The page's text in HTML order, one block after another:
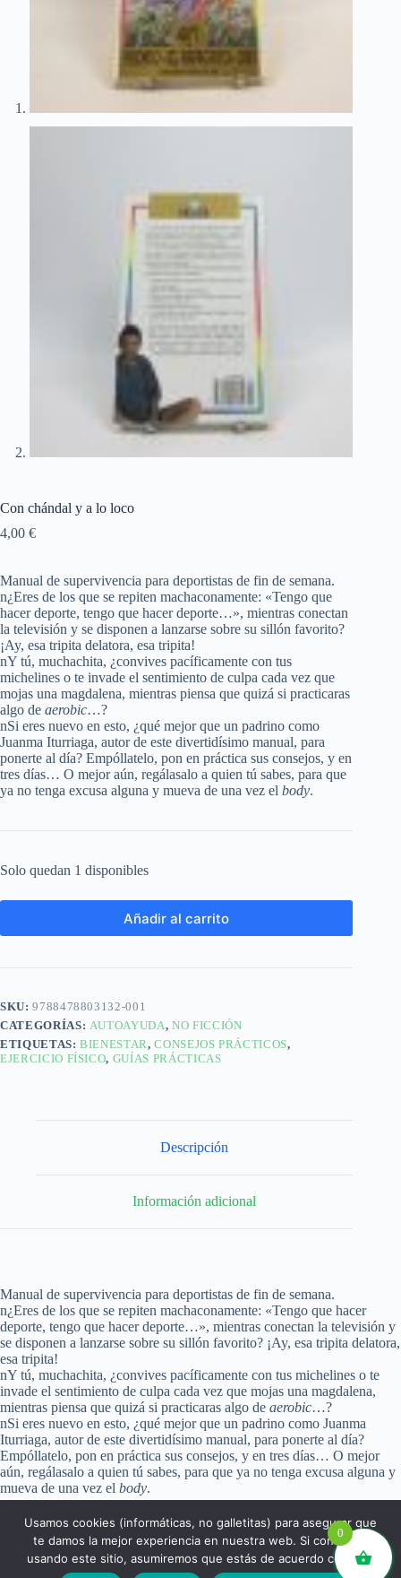
Con chándal y a lo loco
4,00 €
Manual de supervivencia para deportistas de fin de semana.
n¿Eres de los que se repiten machaconamente: «Tengo que
hacer deporte, tengo que hacer deporte…», mientras conectan
la televisión y se disponen a lanzarse sobre su sillón favorito?
¡Ay, esa tripita delatora, esa tripita!
nY tú, muchachita, ¿convives pacíficamente con tus
michelines o te invade el sentimiento de culpa cada vez que
mojas una magdalena, mientras piensa que quizá si practicaras
algo de aerobic…?
nSi eres nuevo en esto, ¿qué mejor que un padrino como
Juanma Iturriaga, autor de este divertidísimo manual, para
ponerte al día? Empóllatelo, pon en práctica sus consejos, y en
tres días… O mejor aún, regálasalo a quien tú sabes, para que
ya no tenga excusa alguna y mueva de una vez el body.
Solo quedan 1 disponibles
Añadir al carrito
SKU:9788478803132-001
CATEGORÍAS: AUTOAYUDA, NO FICCIÓN
ETIQUETAS:BIENESTAR,CONSEJOS PRÁCTICOS,
EJERCICIO FÍSICO, GUÍAS PRÁCTICAS
Descripción
Información adicional
Manual de supervivencia para deportistas de fin de semana.
n¿Eres de los que se repiten machaconamente: «Tengo que hacer
deporte, tengo que hacer deporte…», mientras conectan la televisión y
se disponen a lanzarse sobre su sillón favorito? ¡Ay, esa tripita delatora,
esa tripita!
nY tú, muchachita, ¿convives pacíficamente con tus michelines o te
invade el sentimiento de culpa cada vez que mojas una magdalena,
mientras piensa que quizá si practicaras algo de aerobic…?
nSi eres nuevo en esto, ¿qué mejor que un padrino como Juanma
Iturriaga, autor de este divertidísimo manual, para ponerte al día?
Empóllatelo, pon en práctica sus consejos, y en tres días… O mejor
aún, regálasalo a quien tú sabes, para que ya no tenga excusa alguna y
mueva de una vez el body.
0
Usamos cookies (informáticas, no galletitas) para asegurar que
te damos la mejor experiencia en nuestra web. Si continúas
usando este sitio, asumiremos que estás de acuerdo con ello.